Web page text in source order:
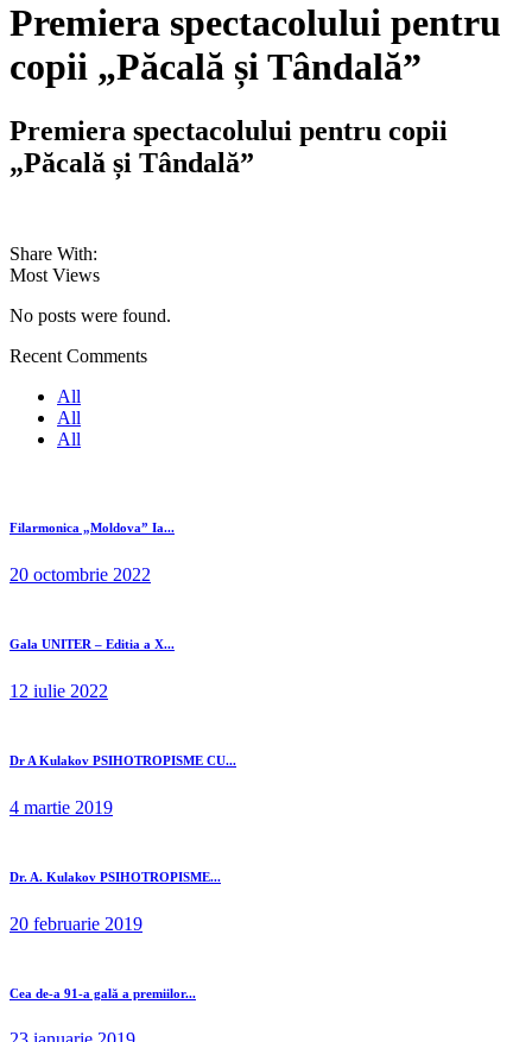
Premiera spectacolului pentru
copii „Păcală și Tândală”
Premiera spectacolului pentru copii
„Păcală și Tândală”
Share With:
Most Views
No posts were found.
Recent Comments
All
All
All
Filarmonica „Moldova” Ia...
20 octombrie 2022
Gala UNITER – Editia a X...
12 iulie 2022
Dr A Kulakov PSIHOTROPISME CU...
4 martie 2019
Dr. A. Kulakov PSIHOTROPISME...
20 februarie 2019
Cea de-a 91-a gală a premiilor...